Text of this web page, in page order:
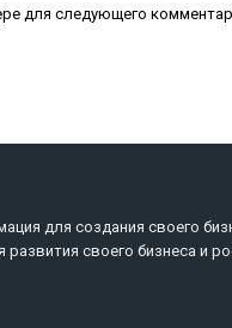
для следующего
для создания своего
своего бизнеса и